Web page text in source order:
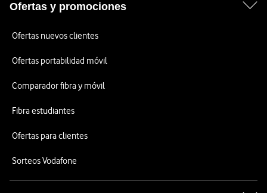
Ofertas y promociones
Ofertas nuevos clientes
Ofertas portabilidad móvil
Comparador fibra y móvil
Fibra estudiantes
Ofertas para clientes
Sorteos Vodafone